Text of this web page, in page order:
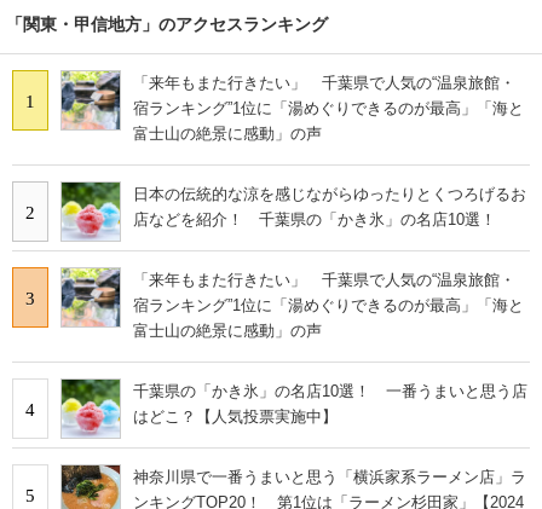
「関東・甲信地方」のアクセスランキング
1
「来年もまた行きたい」 千葉県で人気の“温泉旅館・
宿ランキング”1位に「湯めぐりできるのが最高」「海と
富士山の絶景に感動」の声
2
日本の伝統的な涼を感じながらゆったりとくつろげるお
店などを紹介！ 千葉県の「かき氷」の名店10選！
3
「来年もまた行きたい」 千葉県で人気の“温泉旅館・
宿ランキング”1位に「湯めぐりできるのが最高」「海と
富士山の絶景に感動」の声
4
千葉県の「かき氷」の名店10選！ 一番うまいと思う店
はどこ？【人気投票実施中】
5
神奈川県で一番うまいと思う「横浜家系ラーメン店」ラ
ンキングTOP20！ 第1位は「ラーメン杉田家」【2024